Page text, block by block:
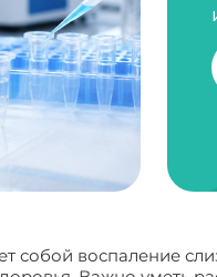
собой воспаление